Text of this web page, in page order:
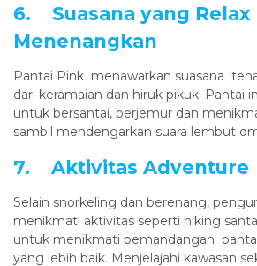
6. Suasana yang Relax
Menenangkan
Pantai Pink menawarkan suasana
dari keramaian dan hiruk pikuk. Pantai
untuk bersantai, berjemur dan
sambil mendengarkan suara lembut
7. Aktivitas Adventure
Selain snorkeling dan berenang,
menikmati aktivitas seperti hiking
untuk menikmati pemandangan
yang lebih baik. Menjelajahi kawasan